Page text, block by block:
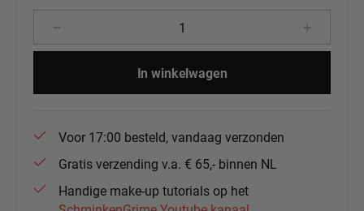
Producthoeveelheid: Voer de
In winkelwagen
Voor 17:00 besteld, vandaag verzonden
Gratis verzending v.a. € 65,- binnen NL
Handige make-up tutorials op het